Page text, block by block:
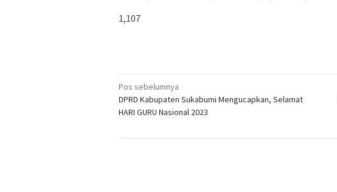
1,107
Navigasi
pos
Pos sebelumnya
DPRD Kabupaten Sukabumi Mengucapkan, Selamat
HARI GURU Nasional 2023